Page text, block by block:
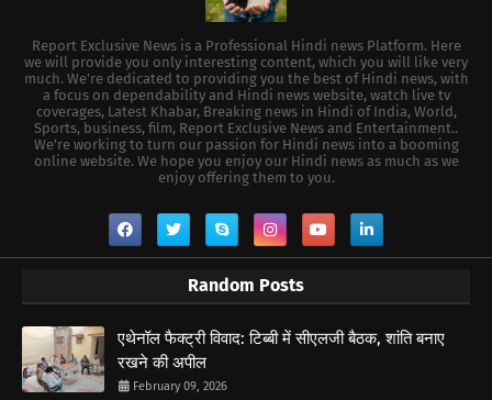
Report Exclusive News is a Professional Hindi news Platform. Here
we will provide you only interesting content, which you will like very
much. We're dedicated to providing you the best of Hindi news, with
a focus on dependability and Hindi news website, watch live tv
coverages, Latest Khabar, Breaking news in Hindi of India, World,
Sports, business, film, Report Exclusive News and Entertainment..
We're working to turn our passion for Hindi news into a booming
online website. We hope you enjoy our Hindi news as much as we
enjoy offering them to you.
Random Posts
एथेनॉल फैक्ट्री विवाद: टिब्बी में सीएलजी बैठक, शांति बनाए
रखने की अपील
February 09, 2026